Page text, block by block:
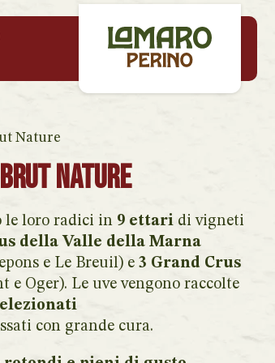
Nature
Nature
le loro radici in 9 ettari di vigneti
della Valle della Marna
e Le Breuil) e 3 Grand Crus
e Oger). Le uve vengono raccolte
con grande cura.